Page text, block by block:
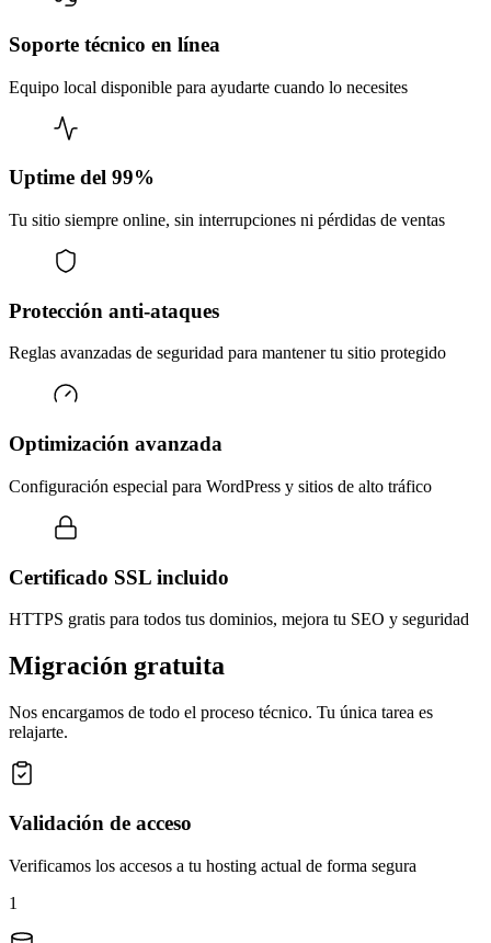
Soporte técnico en línea
Equipo local disponible para ayudarte cuando lo necesites
Uptime del 99%
Tu sitio siempre online, sin interrupciones ni pérdidas de ventas
Protección anti-ataques
Reglas avanzadas de seguridad para mantener tu sitio protegido
Optimización avanzada
Configuración especial para WordPress y sitios de alto tráfico
Certificado SSL incluido
HTTPS gratis para todos tus dominios, mejora tu SEO y seguridad
Migración gratuita
Nos encargamos de todo el proceso técnico. Tu única tarea es
relajarte.
Validación de acceso
Verificamos los accesos a tu hosting actual de forma segura
1